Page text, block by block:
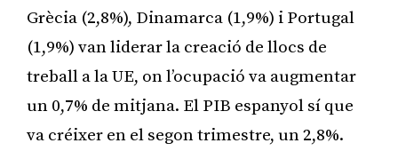
Grècia (2,8%), Dinamarca (1,9%) i Portugal
(1,9%) van liderar la creació de llocs de
treball a la UE, on l’ocupació va augmentar
un 0,7% de mitjana. El PIB espanyol sí que
va créixer en el segon trimestre, un 2,8%.